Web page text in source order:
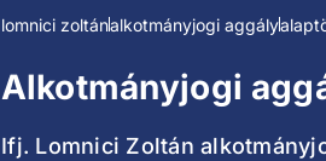
lomnici zoltánalkotmányjogi aggály
Alkotmányjogi
Ifj. Lomnici Zoltán